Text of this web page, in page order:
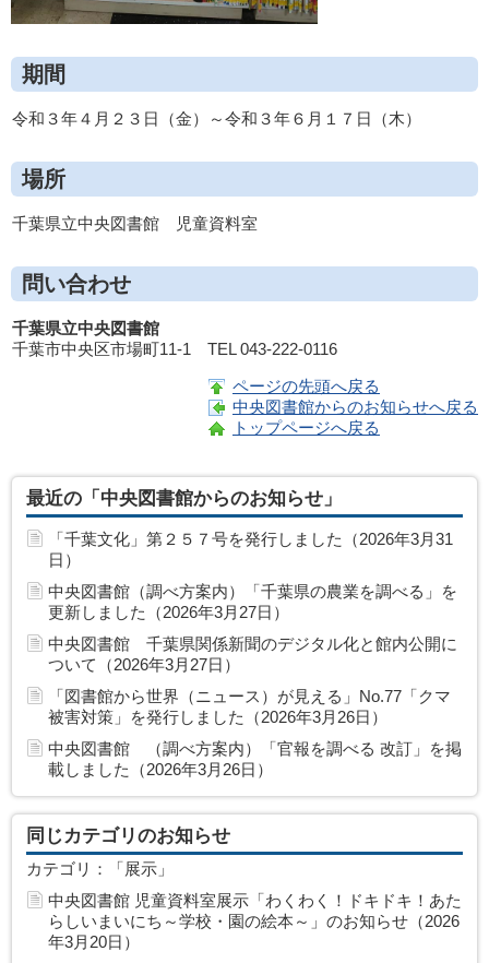
期間
令和３年４月２３日（金）～令和３年６月１７日（木）
場所
千葉県立中央図書館 児童資料室
問い合わせ
千葉県立中央図書館
千葉市中央区市場町11-1 TEL 043-222-0116
ページの先頭へ戻る
中央図書館からのお知らせへ戻る
トップページへ戻る
最近の「中央図書館からのお知らせ」
「千葉文化」第２５７号を発行しました（2026年3月31
日）
中央図書館（調べ方案内）「千葉県の農業を調べる」を
更新しました（2026年3月27日）
中央図書館 千葉県関係新聞のデジタル化と館内公開に
ついて（2026年3月27日）
「図書館から世界（ニュース）が見える」No.77「クマ
被害対策」を発行しました（2026年3月26日）
中央図書館 （調べ方案内）「官報を調べる 改訂」を掲
載しました（2026年3月26日）
同じカテゴリのお知らせ
カテゴリ：「展示」
中央図書館 児童資料室展示「わくわく！ドキドキ！あた
らしいまいにち～学校・園の絵本～」のお知らせ（2026
年3月20日）